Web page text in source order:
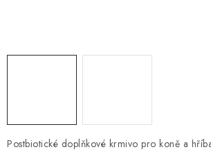
Podmínky ochrany osobních údajů
Postbiotické doplňkové krmivo pro koně a